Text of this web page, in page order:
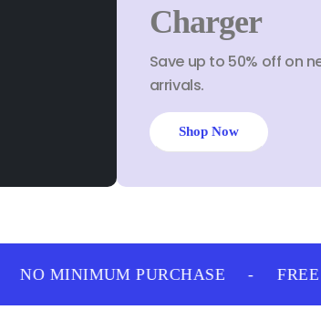
Charger
Save up to 50% off on
arrivals.
Shop Now
NO MINIMUM PURCHASE FREE